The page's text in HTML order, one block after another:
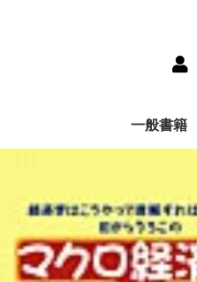
一般書籍